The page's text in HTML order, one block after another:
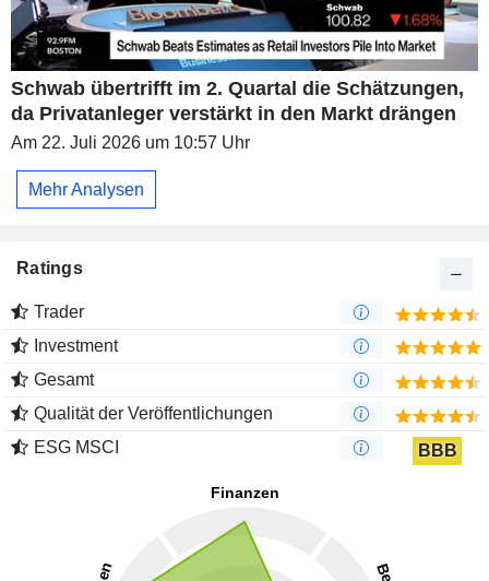
Schwab übertrifft im 2. Quartal die Schätzungen,
da Privatanleger verstärkt in den Markt drängen
Am 22. Juli 2026 um 10:57 Uhr
Mehr Analysen
Ratings
Trader
Investment
Gesamt
Qualität der Veröffentlichungen
ESG MSCI
BBB